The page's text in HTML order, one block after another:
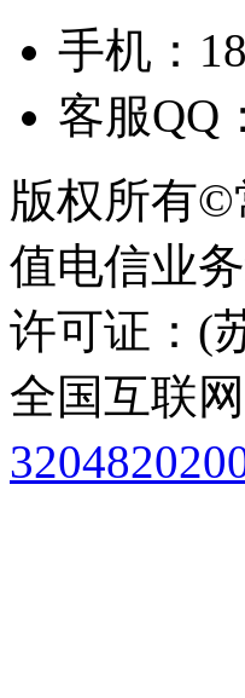
手机：
客服QQ
版权所有©
值电信业
许可证：(
全国互联